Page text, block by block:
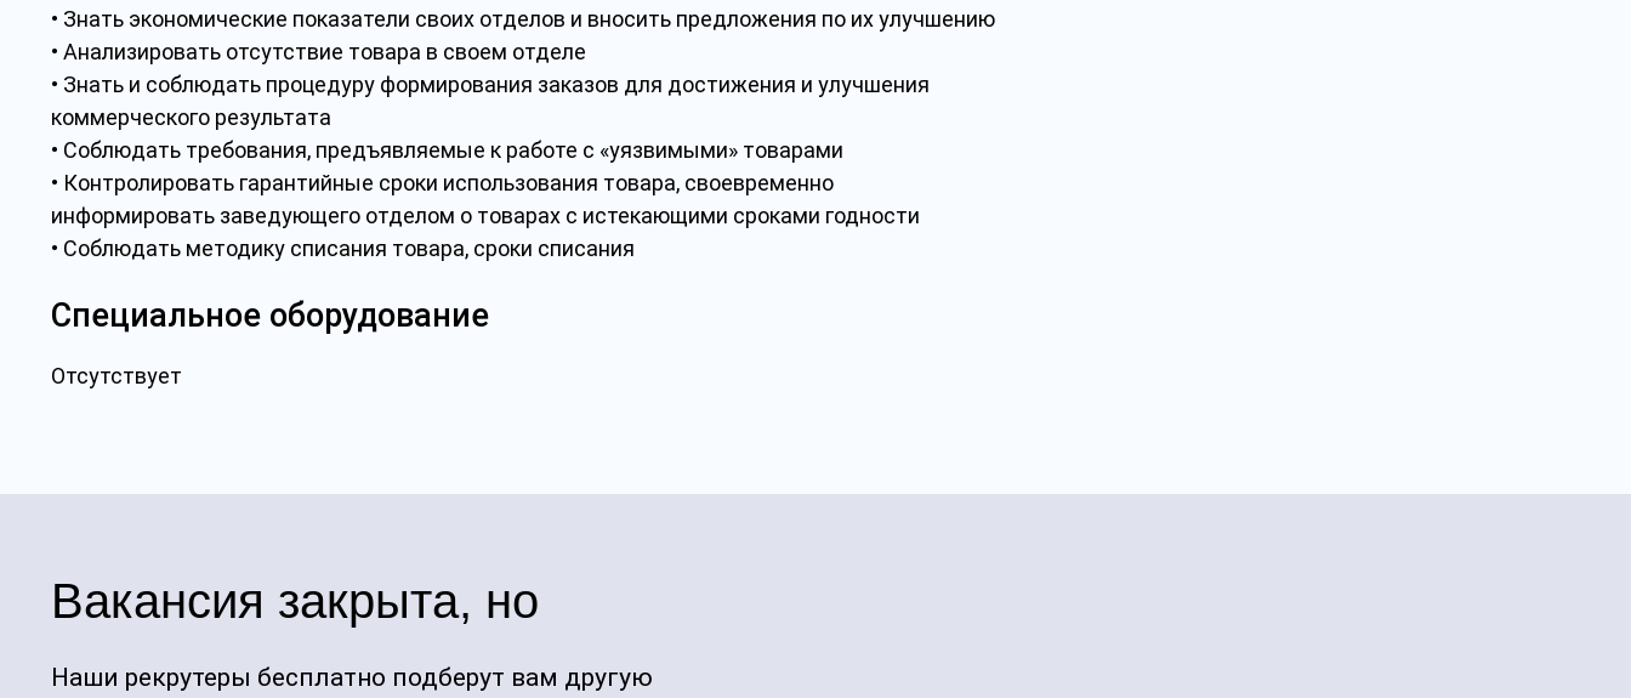
• Знать экономические показатели своих отделов и вносить предложения по их улучшению
• Анализировать отсутствие товара в своем отделе
• Знать и соблюдать процедуру формирования заказов для достижения и улучшения
коммерческого результата
• Соблюдать требования, предъявляемые к работе с «уязвимыми» товарами
• Контролировать гарантийные сроки использования товара, своевременно
информировать заведующего отделом о товарах с истекающими сроками годности
• Соблюдать методику списания товара, сроки списания
Специальное оборудование
Отсутствует
Вакансия закрыта, но
Наши рекрутеры бесплатно подберут вам другую